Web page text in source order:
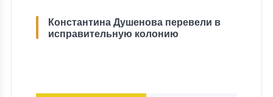
Константина Душенова перевели в
исправительную колонию